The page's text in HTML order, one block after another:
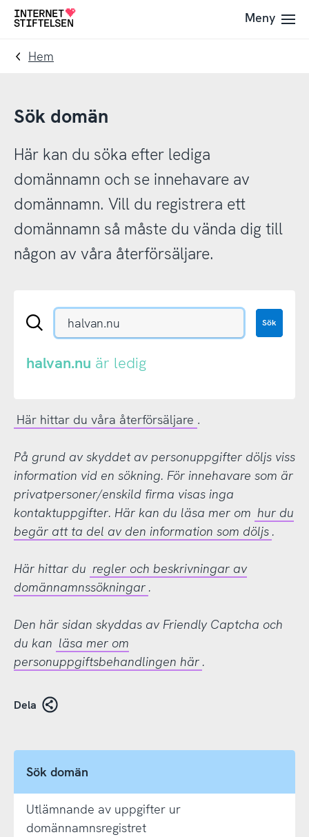
Till
navigering
Till
innehåll
Till
Meny
Hem
Sök domän
Här kan du söka efter lediga
domännamn och se innehavare av
domännamn. Vill du registrera ett
domännamn så måste du vända dig till
någon av våra återförsäljare.
Sök
eller
Sök
halvan.nu är ledig
Här hittar du våra återförsäljare .
På grund av skyddet av personuppgifter döljs viss
information vid en sökning. För innehavare som är
privatpersoner/enskild firma visas inga
kontaktuppgifter. Här kan du läsa mer om hur du
begär att ta del av den information som döljs .
Här hittar du regler och beskrivningar av
domännamnssökningar .
Den här sidan skyddas av Friendly Captcha och
du kan läsa mer om
personuppgiftsbehandlingen här .
Dela
Sök domän
Utlämnande av uppgifter ur
domännamnsregistret